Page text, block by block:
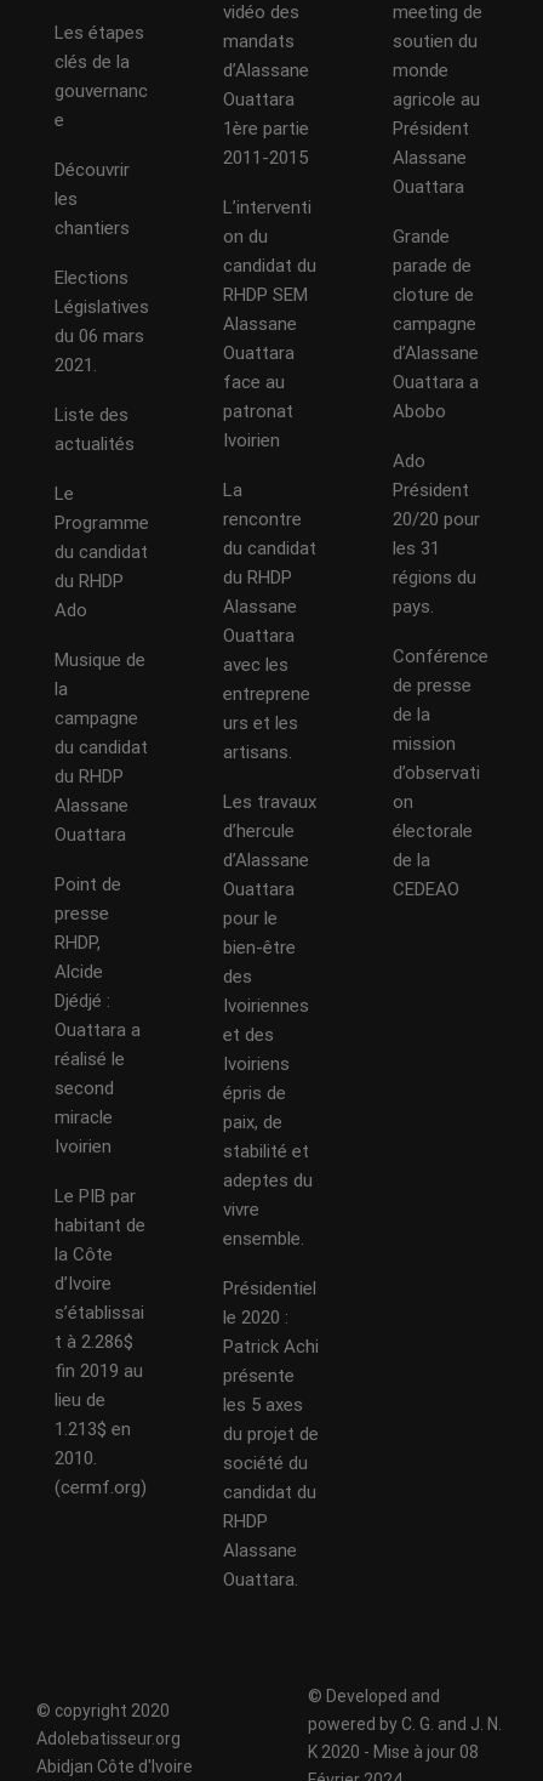
Les étapes
clés de la
gouvernanc
e
Découvrir
les
chantiers
Elections
Législatives
du 06 mars
2021.
Liste des
actualités
Le
Programme
du candidat
du RHDP
Ado
Musique de
la
campagne
du candidat
du RHDP
Alassane
Ouattara
Point de
presse
RHDP,
Alcide
Djédjé :
Ouattara a
réalisé le
second
miracle
Ivoirien
Le PIB par
habitant de
la Côte
d’Ivoire
s’établissai
t à 2.286$
fin 2019 au
lieu de
1.213$ en
2010.
(cermf.org)
vidéo des
mandats
d’Alassane
Ouattara
1ère partie
2011-2015
L’interventi
on du
candidat du
RHDP SEM
Alassane
Ouattara
face au
patronat
Ivoirien
La
rencontre
du candidat
du RHDP
Alassane
Ouattara
avec les
entreprene
urs et les
artisans.
Les travaux
d’hercule
d’Alassane
Ouattara
pour le
bien-être
des
Ivoiriennes
et des
Ivoiriens
épris de
paix, de
stabilité et
adeptes du
vivre
ensemble.
Présidentiel
le 2020 :
Patrick Achi
présente
les 5 axes
du projet de
société du
candidat du
RHDP
Alassane
Ouattara.
meeting de
soutien du
monde
agricole au
Président
Alassane
Ouattara
Grande
parade de
cloture de
campagne
d’Alassane
Ouattara a
Abobo
Ado
Président
20/20 pour
les 31
régions du
pays.
Conférence
de presse
de la
mission
d’observati
on
électorale
de la
CEDEAO
© copyright 2020
Adolebatisseur.org
Abidjan Côte d'Ivoire
© Developed and
powered by C. G. and J. N.
K 2020 - Mise à jour 08